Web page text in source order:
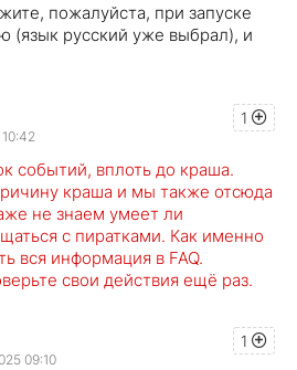
пожалуйста, при запуске
(язык русский уже выбрал), и
1
событий, вплоть до краша.
краша и мы также отсюда
не знаем умеет ли
с пиратками. Как именно
вся информация в FAQ.
свои действия ещё раз.
1
09:10